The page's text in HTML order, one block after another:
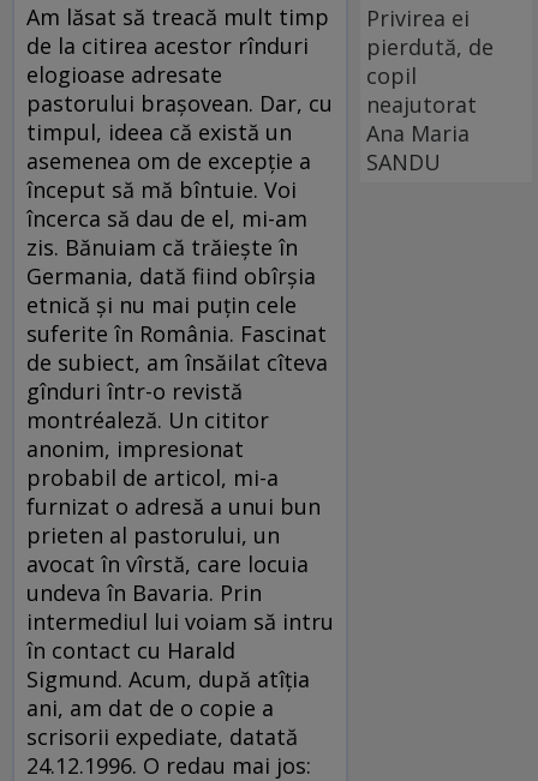
Am lăsat să treacă mult timp
de la citirea acestor rînduri
elogioase adresate
pastorului braşovean. Dar, cu
timpul, ideea că există un
asemenea om de excepţie a
început să mă bîntuie. Voi
încerca să dau de el, mi-am
zis. Bănuiam că trăieşte în
Germania, dată fiind obîrşia
etnică şi nu mai puţin cele
suferite în România. Fascinat
de subiect, am însăilat cîteva
gînduri într-o revistă
montréaleză. Un cititor
anonim, impresionat
probabil de articol, mi-a
furnizat o adresă a unui bun
prieten al pastorului, un
avocat în vîrstă, care locuia
undeva în Bavaria. Prin
intermediul lui voiam să intru
în contact cu Harald
Sigmund. Acum, după atîţia
ani, am dat de o copie a
scrisorii expediate, datată
24.12.1996. O redau mai jos:
Privirea ei
pierdută, de
copil
neajutorat
Ana Maria
SANDU